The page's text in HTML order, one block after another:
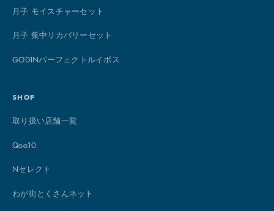
月子 モイスチャーセット
月子 集中リカバリーセット
GODINパーフェクトルイボス
SHOP
取り扱い店舗一覧
Qoo10
Nセレクト
わが街とくさんネット